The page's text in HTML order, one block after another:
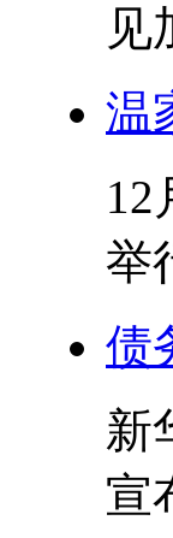
见
温
12
举
债
新
宣